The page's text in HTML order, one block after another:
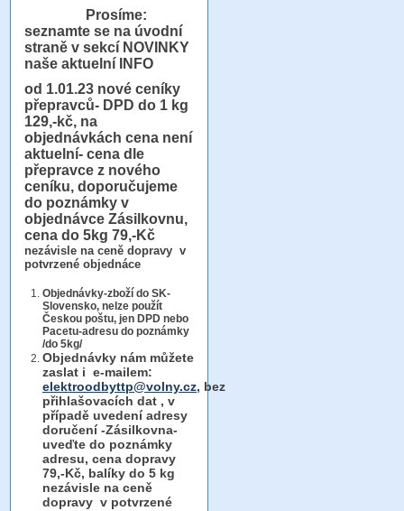
Prosíme:
seznamte se na úvodní
straně v sekcí NOVINKY
naše aktuelní INFO
od 1.01.23 nové ceníky
přepravců- DPD do 1 kg
129,-kč, na
objednávkách cena není
aktuelní- cena dle
přepravce z nového
ceníku, doporučujeme
do poznámky v
objednávce Zásilkovnu,
cena do 5kg 79,-Kč
nezávisle na ceně dopravy v
potvrzené objednáce
Objednávky-zboží do SK-
Slovensko, nelze použít
Českou poštu, jen DPD nebo
Pacetu-adresu do poznámky
/do 5kg/
Objednávky nám můžete
zaslat i e-mailem:
elektroodbyttp@volny.cz, bez
přihlašovacích dat , v
případě uvedení adresy
doručení -Zásilkovna-
uveďte do poznámky
adresu, cena dopravy
79,-Kč, balíky do 5 kg
nezávisle na ceně
dopravy v potvrzené